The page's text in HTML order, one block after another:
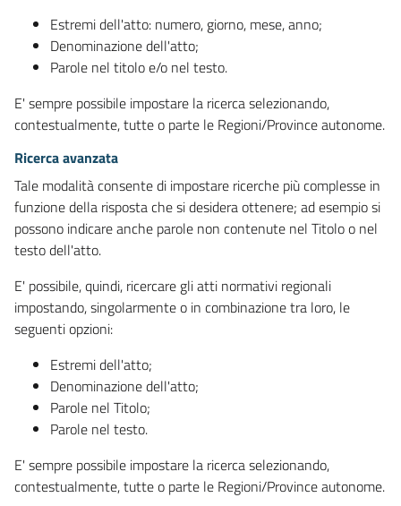
Estremi dell'atto: numero, giorno, mese, anno;
Denominazione dell'atto;
Parole nel titolo e/o nel testo.
E' sempre possibile impostare la ricerca selezionando,
contestualmente, tutte o parte le Regioni/Province autonome.
Ricerca avanzata
Tale modalità consente di impostare ricerche più complesse in
funzione della risposta che si desidera ottenere; ad esempio si
possono indicare anche parole non contenute nel Titolo o nel
testo dell'atto.
E' possibile, quindi, ricercare gli atti normativi regionali
impostando, singolarmente o in combinazione tra loro, le
seguenti opzioni:
Estremi dell'atto;
Denominazione dell'atto;
Parole nel Titolo;
Parole nel testo.
E' sempre possibile impostare la ricerca selezionando,
contestualmente, tutte o parte le Regioni/Province autonome.